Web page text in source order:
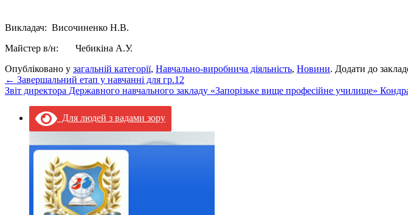
Викладач: Височиненко Н.В.
Майстер в/н: Чебикіна А.У.
Опубліковано у загальній категорії, Навчально-виробнича діяльність, Новини. Додати до
← Завершальний етап у навчанні для гр.12
Звіт директора Державного навчального закладу «Запорізьке вище професійне училище»
Для людей з вадами зору